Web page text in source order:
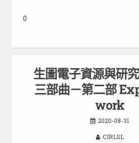
0
生圖電子資源與研
三部曲－第二部
work
2020-08-31
CIRLSL